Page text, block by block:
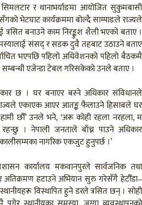
र थानाभर्याङमा आयोजित सुकुमबासी
भेटघाट कार्यक्रममा बोल्दै साम्पाङले राज्यले
त्रसित बनाउने काम निरङ्कुश शैली भएको बताए ।
संसद् र सडक दुवै तहबाट उठाउने बताए
भएपछि पहिलो अधिवेशनको पहिलो बैठकमै
एजेन्डा टेबल गरिसकेको उनले बताए ।
छ । घर बनाएर बस्ने अधिकार संविधानले
एकाएक आएर आतङ्क फैलाउने हिसाबले घर
छौँ’ उनले भने, ‘अरू कोही रहला नरहला, म
। नेपाली जनताले बाँच्न पाउने अधिकार
नागरिक एकजुट हुनुपर्छ ।’
कार्यालय मकवानपुरले सार्वजनिक तथा
अतिक्रमण हटाउने अभियान सुरु गरेसँगै हेटौँडा–
विस्थापित हुने डरले त्रसित छन् । सोही